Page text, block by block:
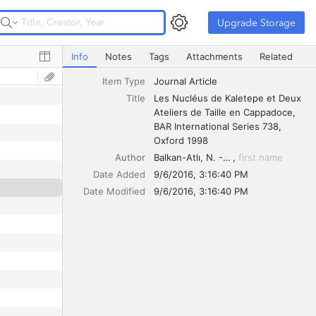
Upgrade Storage Upgrade Storage
Les Nucléus de Kaletepe et Deux Ateliers de Taille en
Info Notes Tags Attachments Related
Item Type
Journal Article
Title
Les Nucléus de Kaletepe et Deux
Ateliers de Taille en Cappadoce,
BAR International Series 738,
Oxford 1998
Author
Balkan-Atlı, N. - Der Aprahamian, G.
first name
Date Added
9/6/2016, 3:16:40 PM
Date Modified
9/6/2016, 3:16:40 PM